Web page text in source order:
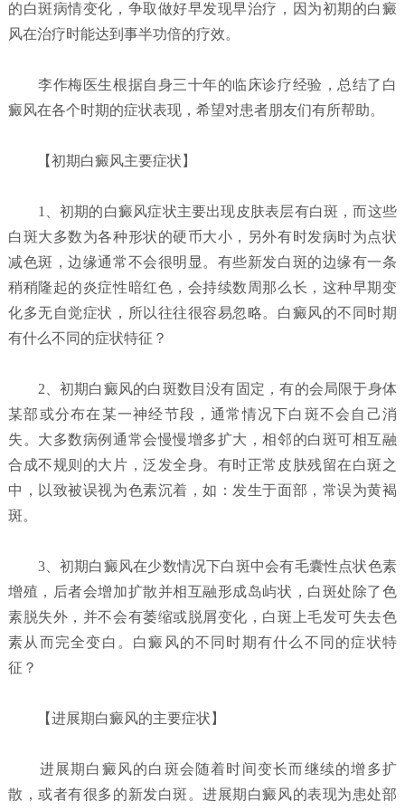
的白斑病情变化，争取做好早发现早治疗，因为初期的白癜
风在治疗时能达到事半功倍的疗效。
李作梅医生根据自身三十年的临床诊疗经验，总结了白
癜风在各个时期的症状表现，希望对患者朋友们有所帮助。
【初期白癜风主要症状】
1、初期的白癜风症状主要出现皮肤表层有白斑，而这些
白斑大多数为各种形状的硬币大小，另外有时发病时为点状
减色斑，边缘通常不会很明显。有些新发白斑的边缘有一条
稍稍隆起的炎症性暗红色，会持续数周那么长，这种早期变
化多无自觉症状，所以往往很容易忽略。白癜风的不同时期
有什么不同的症状特征？
2、初期白癜风的白斑数目没有固定，有的会局限于身体
某部或分布在某一神经节段，通常情况下白斑不会自己消
失。大多数病例通常会慢慢增多扩大，相邻的白斑可相互融
合成不规则的大片，泛发全身。有时正常皮肤残留在白斑之
中，以致被误视为色素沉着，如：发生于面部，常误为黄褐
斑。
3、初期白癜风在少数情况下白斑中会有毛囊性点状色素
增殖，后者会增加扩散并相互融形成岛屿状，白斑处除了色
素脱失外，并不会有萎缩或脱屑变化，白斑上毛发可失去色
素从而完全变白。白癜风的不同时期有什么不同的症状特
征？
【进展期白癜风的主要症状】
进展期白癜风的白斑会随着时间变长而继续的增多扩
散，或者有很多的新发白斑。进展期白癜风的表现为患处部